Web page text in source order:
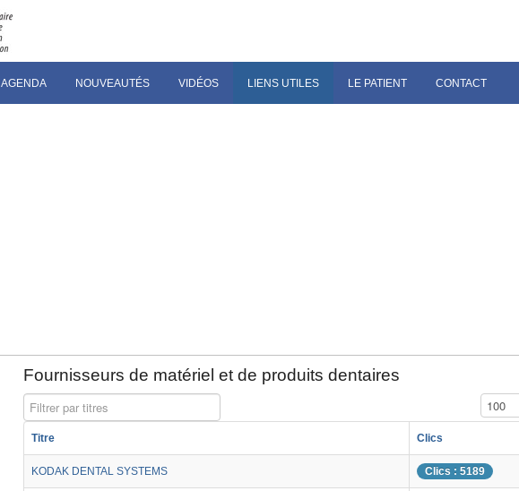
AGENDA NOUVEAUTÉS VIDÉOS LIENS UTILES LE PATIENT CONTACT
Fournisseurs de matériel et de produits dentaires
Filtrer par titres
Titre Clics
KODAK DENTAL SYSTEMS Clics : 5189